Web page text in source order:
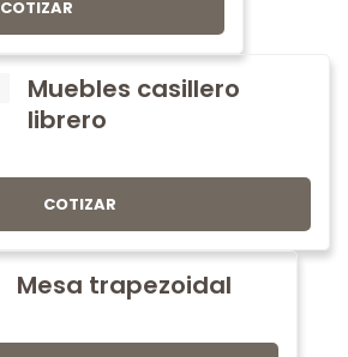
COTIZAR
Muebles casillero
librero
COTIZAR
Mesa trapezoidal